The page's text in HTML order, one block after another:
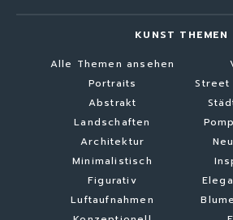
KUNST THEMEN
Alle Themen ansehen
Portraits
Abstrakt
Landschaften
Architektur
Minimalistisch
Figurativ
Luftaufnahmen